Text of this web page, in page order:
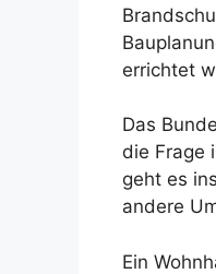
errichtet
Das
die Frage
geht es
andere
Ein